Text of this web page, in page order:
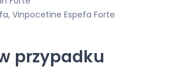
Vinpocetine Espefa Forte
przypadku